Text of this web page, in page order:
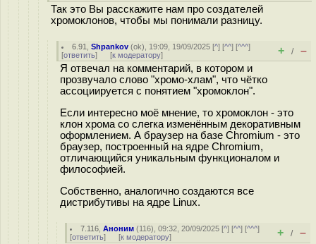
Так это Вы расскажите нам про создателей
хромоклонов, чтобы мы понимали разницу.
6.91 ,Shpankov (ok), 19:09, 19/09/2025 [^] [^^] [^^^]
[ответить] [к модератору] + / –
Я отвечал на комментарий, в котором и
прозвучало слово "хромо-хлам", что чётко
ассоциируется с понятием "хромоклон".
Если интересно моё мнение, то хромоклон - это
клон хрома со слегка изменённым декоративным
оформлением. А браузер на базе Chromium - это
браузер, построенный на ядре Chromium,
отличающийся уникальным функционалом и
философией.
Собственно, аналогично создаются все
дистрибутивы на ядре Linux.
7.116 ,Аноним (116), 09:32, 20/09/2025 [^] [^^] [^^^]
[ответить] [к модератору] + / –